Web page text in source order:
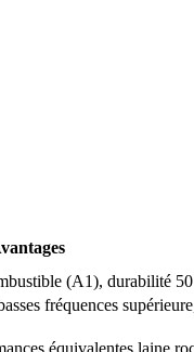
(A1), durabilité
fréquences
équivalentes laine